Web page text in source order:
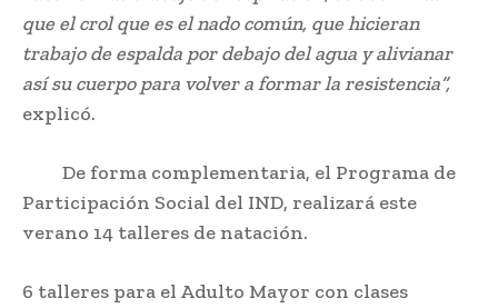
que el crol que es el nado común, que hicieran
trabajo de espalda por debajo del agua y alivianar
así su cuerpo para volver a formar la resistencia”,
explicó.
De forma complementaria, el Programa de
Participación Social del IND, realizará este
verano 14 talleres de natación.
6 talleres para el Adulto Mayor con clases